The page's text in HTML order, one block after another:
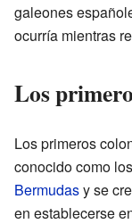
galeones
ocurría mientras
Los
Los primeros
conocido como
Bermudasy se
en establecerse